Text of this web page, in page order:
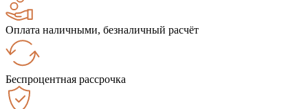
Оплата наличными, безналичный расчёт
Беспроцентная рассрочка